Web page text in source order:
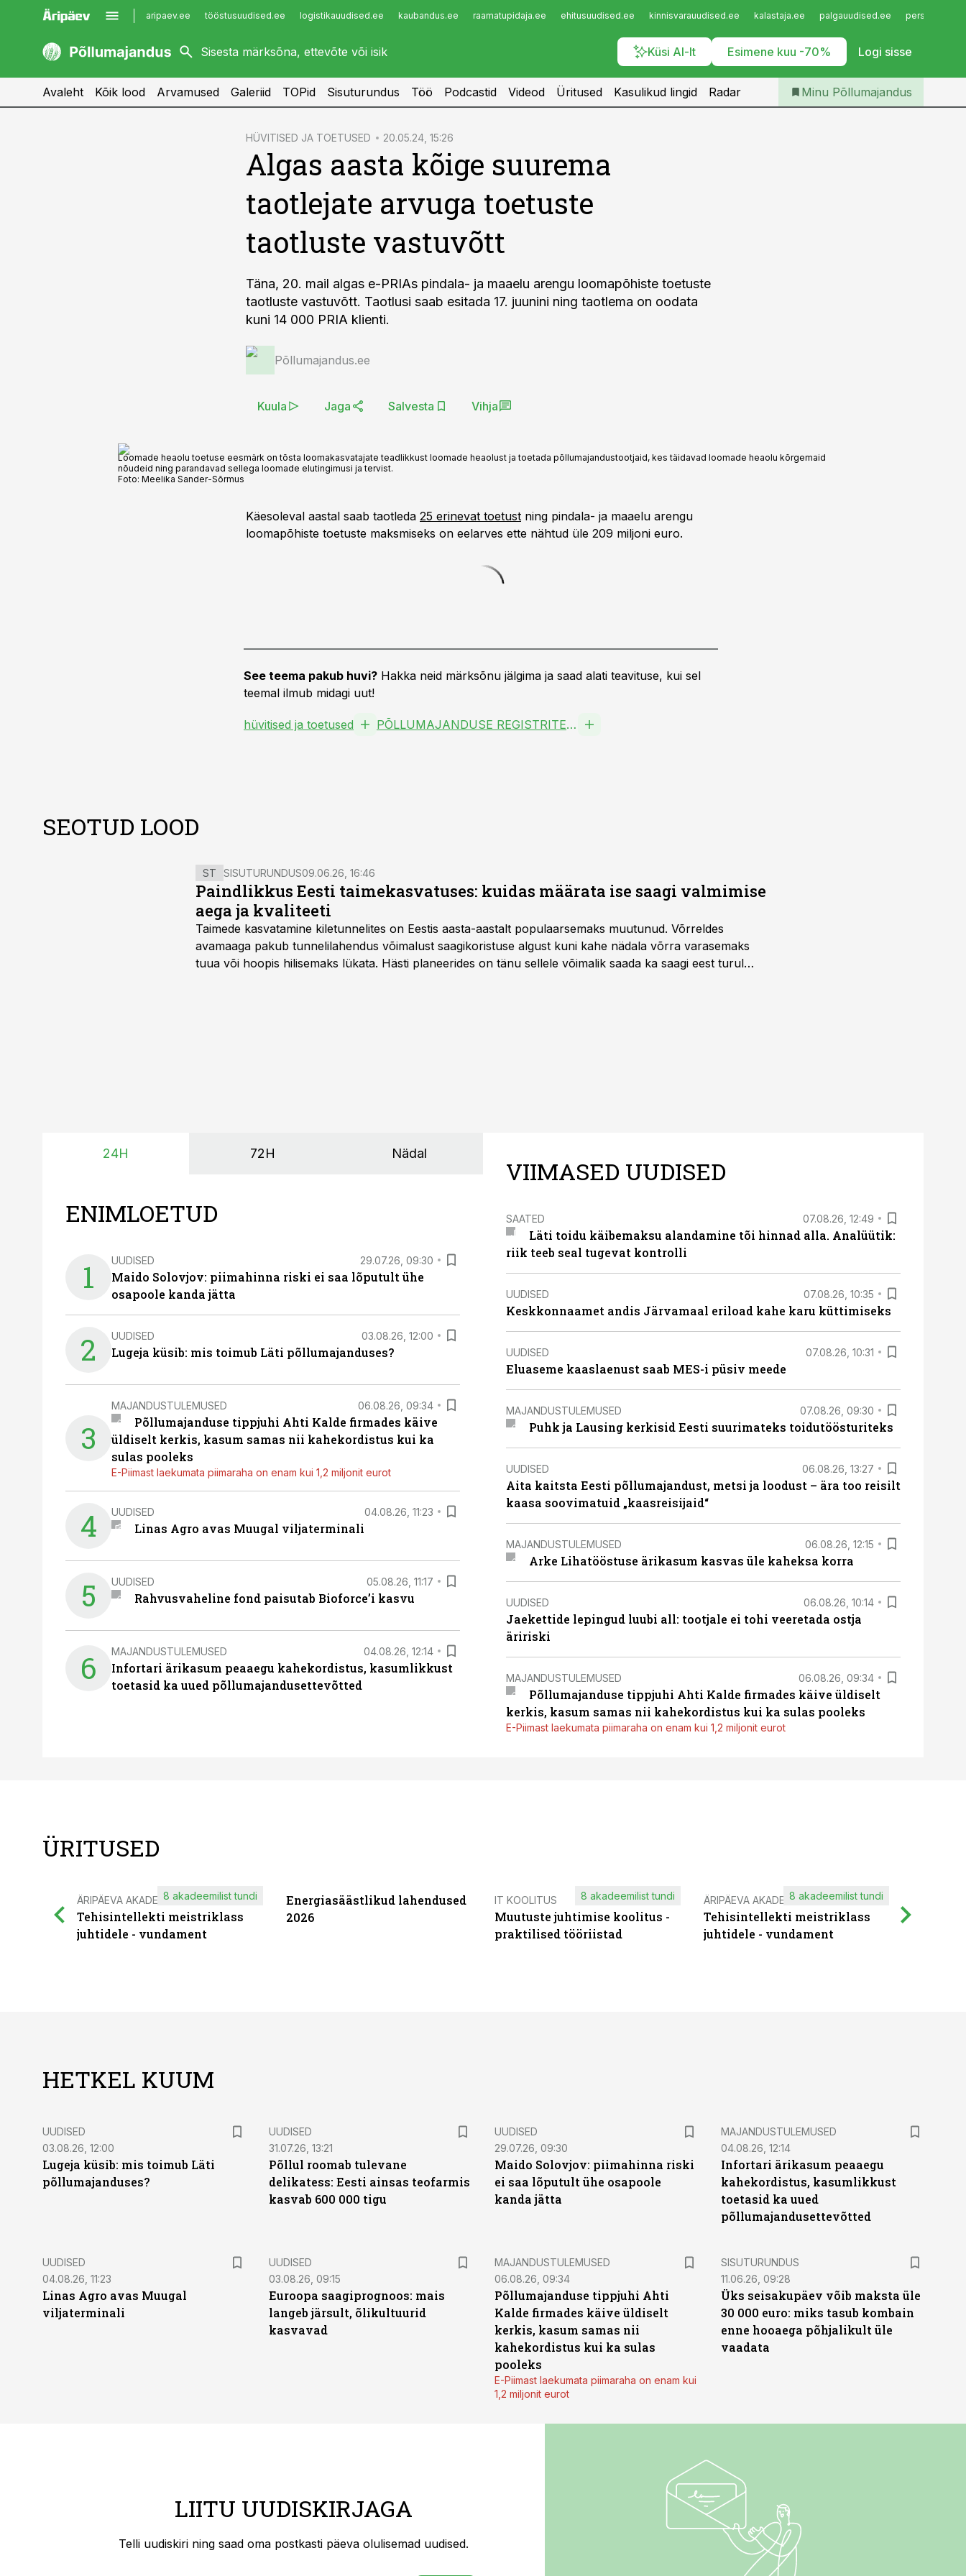
aripaev.ee tööstusuudised.ee logistikauudised.ee kaubandus.ee raamatupidaja.ee ehitusuudised.ee kinnisvarauudised.ee kalastaja.ee palgauudised.ee
Küsi AI-lt Esimene kuu -70% Logi sisse
kaubandus.ee
kinnisvarauudised.ee
imelineajalugu.ee
Infopank
Iseteenindus
Telli Põllumajandus
Avaleht Kõik lood Arvamused Galeriid TOPid Sisuturundus Töö Podcastid Videod Üritused Kasulikud lingid Radar Minu Põllumajandus
HÜVITISED JA TOETUSED 20.05.24, 15:26
Algas aasta kõige suurema
taotlejate arvuga toetuste
taotluste vastuvõtt
Täna, 20. mail algas e-PRIAs pindala- ja maaelu arengu loomapõhiste toetuste
taotluste vastuvõtt. Taotlusi saab esitada 17. juunini ning taotlema on oodata
kuni 14 000 PRIA klienti.
Põllumajandus.ee
Kuula Jaga Salvesta Vihja
Loomade heaolu toetuse eesmärk on tõsta loomakasvatajate teadlikkust loomade heaolust ja toetada põllumajandustootjaid, kes täidavad loomade heaolu kõrgemaid
nõudeid ning parandavad sellega loomade elutingimusi ja tervist.
Foto: Meelika Sander-Sõrmus
Käesoleval aastal saab taotleda 25 erinevat toetust ning pindala- ja maaelu arengu
loomapõhiste toetuste maksmiseks on eelarves ette nähtud üle 209 miljoni euro.
See teema pakub huvi? Hakka neid märksõnu jälgima ja saad alati teavituse, kui sel
teemal ilmub midagi uut!
hüvitised ja toetused PÕLLUMAJANDUSE REGISTRITE JA INFORMATSIOONI AMET TRAS
SEOTUD LOOD
ST SISUTURUNDUS09.06.26, 16:46
Paindlikkus Eesti taimekasvatuses: kuidas määrata ise saagi valmimise
aega ja kvaliteeti
Taimede kasvatamine kiletunnelites on Eestis aasta-aastalt populaarsemaks muutunud. Võrreldes
avamaaga pakub tunnelilahendus võimalust saagikoristuse algust kuni kahe nädala võrra varasemaks
tuua või hoopis hilisemaks lükata. Hästi planeerides on tänu sellele võimalik saada ka saagi eest turul
24H 72H Nädal
ENIMLOETUD
1 UUDISED 29.07.26, 09:30
Maido Solovjov: piimahinna riski ei saa lõputult ühe
osapoole kanda jätta
2 UUDISED 03.08.26, 12:00
Lugeja küsib: mis toimub Läti põllumajanduses?
3
MAJANDUSTULEMUSED 06.08.26, 09:34
Põllumajanduse tippjuhi Ahti Kalde firmades käive
üldiselt kerkis, kasum samas nii kahekordistus kui ka
sulas pooleks
E-Piimast laekumata piimaraha on enam kui 1,2 miljonit eurot
4 UUDISED 04.08.26, 11:23
Linas Agro avas Muugal viljaterminali
5 UUDISED 05.08.26, 11:17
Rahvusvaheline fond paisutab Bioforce’i kasvu
6 MAJANDUSTULEMUSED 04.08.26, 12:14
Infortari ärikasum peaaegu kahekordistus, kasumlikkust
toetasid ka uued põllumajandusettevõtted
VIIMASED UUDISED
SAATED 07.08.26, 12:49
Läti toidu käibemaksu alandamine tõi hinnad alla. Analüütik:
riik teeb seal tugevat kontrolli
UUDISED 07.08.26, 10:35
Keskkonnaamet andis Järvamaal eriload kahe karu küttimiseks
UUDISED 07.08.26, 10:31
Eluaseme kaaslaenust saab MES-i püsiv meede
MAJANDUSTULEMUSED 07.08.26, 09:30
Puhk ja Lausing kerkisid Eesti suurimateks toidutöösturiteks
UUDISED 06.08.26, 13:27
Aita kaitsta Eesti põllumajandust, metsi ja loodust – ära too reisilt
kaasa soovimatuid „kaasreisijaid“
MAJANDUSTULEMUSED 06.08.26, 12:15
Arke Lihatööstuse ärikasum kasvas üle kaheksa korra
UUDISED 06.08.26, 10:14
Jaekettide lepingud luubi all: tootjale ei tohi veeretada ostja
äririski
MAJANDUSTULEMUSED 06.08.26, 09:34
Põllumajanduse tippjuhi Ahti Kalde firmades käive üldiselt
kerkis, kasum samas nii kahekordistus kui ka sulas pooleks
E-Piimast laekumata piimaraha on enam kui 1,2 miljonit eurot
ÜRITUSED
ÄRIPÄEVA AKADEEMIA
Tehisintellekti meistriklass
juhtidele - vundament
8 akadeemilist tundi
Energiasäästlikud lahendused
2026
IT KOOLITUS
Muutuste juhtimise koolitus -
praktilised tööriistad
8 akadeemilist tundi ÄRIPÄEVA AKADEEMIA
Tehisintellekti meistriklass
juhtidele - vundament
8 akadeemilist tundi
HETKEL KUUM
UUDISED
03.08.26, 12:00
Lugeja küsib: mis toimub Läti
põllumajanduses?
UUDISED
31.07.26, 13:21
Põllul roomab tulevane
delikatess: Eesti ainsas teofarmis
kasvab 600 000 tigu
UUDISED
29.07.26, 09:30
Maido Solovjov: piimahinna riski
ei saa lõputult ühe osapoole
kanda jätta
MAJANDUSTULEMUSED
04.08.26, 12:14
Infortari ärikasum peaaegu
kahekordistus, kasumlikkust
toetasid ka uued
põllumajandusettevõtted
UUDISED
04.08.26, 11:23
Linas Agro avas Muugal
viljaterminali
UUDISED
03.08.26, 09:15
Euroopa saagiprognoos: mais
langeb järsult, õlikultuurid
kasvavad
MAJANDUSTULEMUSED
06.08.26, 09:34
Põllumajanduse tippjuhi Ahti
Kalde firmades käive üldiselt
kerkis, kasum samas nii
kahekordistus kui ka sulas
pooleks
E-Piimast laekumata piimaraha on enam kui
1,2 miljonit eurot
ST
SISUTURUNDUS
11.06.26, 09:28
Üks seisakupäev võib maksta üle
30 000 euro: miks tasub kombain
enne hooaega põhjalikult üle
vaadata
LIITU UUDISKIRJAGA
Telli uudiskiri ning saad oma postkasti päeva olulisemad uudised.